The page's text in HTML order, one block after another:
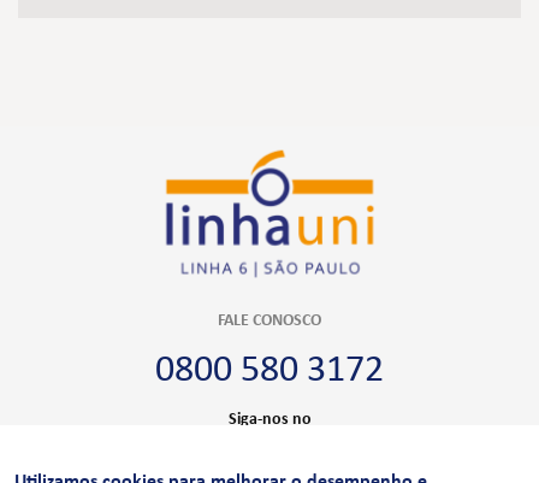
FALE CONOSCO
0800 580 3172
Siga-nos no